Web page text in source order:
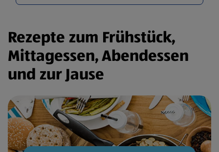
Rezepte zum Frühstück,
Mittagessen, Abendessen
und zur Jause